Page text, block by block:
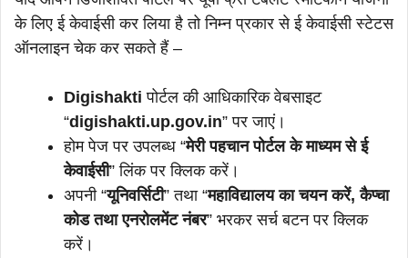
के लिए ई केवाईसी कर लिया है तो निम्न प्रकार से ई केवाईसी स्टेटस
ऑनलाइन चेक कर सकते हैं –
Digishaktiपोर्टल की आधिकारिक वेबसाइट
“digishakti.up.gov.in” पर जाएं।
होम पेज पर उपलब्ध “मेरी पहचान पोर्टल के माध्यम से ई
केवाईसी” लिंक पर क्लिक करें।
अपनी “यूनिवर्सिटी” तथा “महाविद्यालय का चयन करें, कैप्चा
कोड तथा एनरोलमेंट नंबर” भरकर सर्च बटन पर क्लिक
करें।